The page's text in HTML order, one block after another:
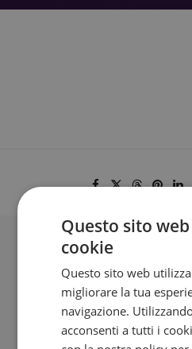
Iscriviti alla
Questo sito
cookie
Questo sito web
migliorare la tua
navigazione.
acconsenti a tutti i